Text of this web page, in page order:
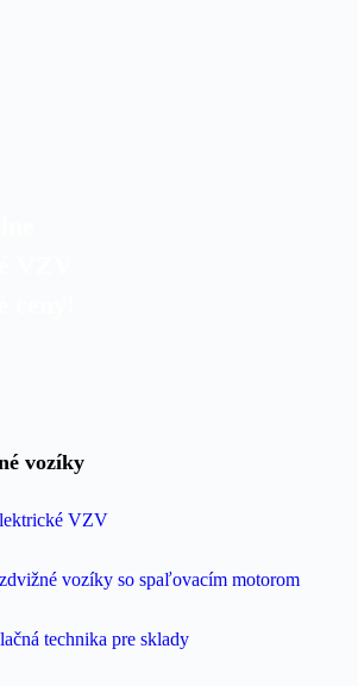
vozíky
VZV
vozíky so spaľovacím motorom
technika pre sklady